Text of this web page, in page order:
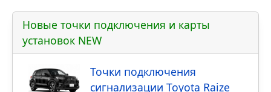
Новые точки подключения и карты
установок NEW
Точки подключения
сигнализации Toyota Raize